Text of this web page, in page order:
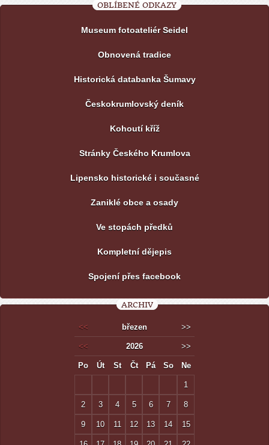
OBLÍBENÉ ODKAZY
Museum fotoateliér Seidel
Obnovená tradice
Historická databanka Šumavy
Českokrumlovský deník
Kohoutí kříž
Stránky Českého Krumlova
Lipensko historické i současné
Zaniklé obce a osady
Ve stopách předků
Kompletní dějepis
Spojení přes facebook
ARCHIV
<< březen >>
<< 2026 >>
Po Út St Čt Pá So Ne
1
2 3 4 5 6 7 8
9 10 11 12 13 14 15